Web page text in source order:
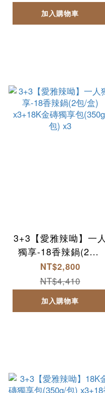
加入購物車
3+3【愛雅辣呦】一人
獨享-18香辣鍋(2包/
盒) x3+18K金磚獨享
包(350g/包) x3
NT$2,800
NT$4,410
加入購物車